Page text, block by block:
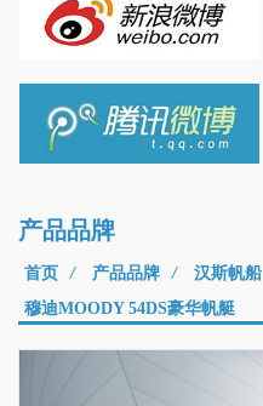
产品品牌
首页 / 产品品牌 / 汉斯帆船
穆迪MOODY 54DS豪华帆艇